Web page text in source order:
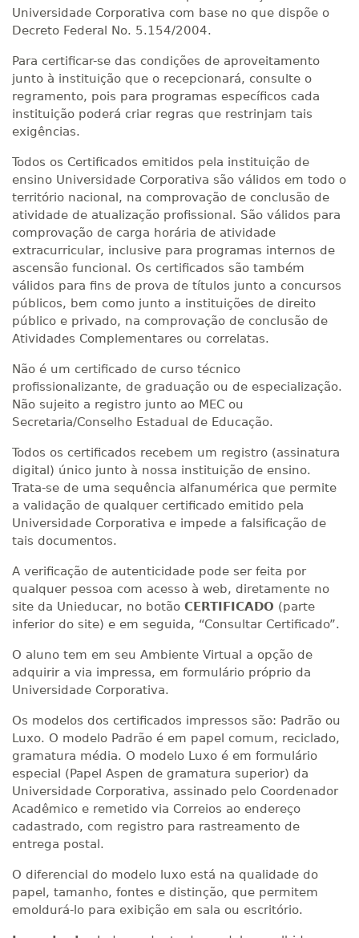
Universidade Corporativa com base no que dispõe o
Decreto Federal No. 5.154/2004.
Para certificar-se das condições de aproveitamento
junto à instituição que o recepcionará, consulte o
regramento, pois para programas específicos cada
instituição poderá criar regras que restrinjam tais
exigências.
Todos os Certificados emitidos pela instituição de
ensino Universidade Corporativa são válidos em todo o
território nacional, na comprovação de conclusão de
atividade de atualização profissional. São válidos para
comprovação de carga horária de atividade
extracurricular, inclusive para programas internos de
ascensão funcional. Os certificados são também
válidos para fins de prova de títulos junto a concursos
públicos, bem como junto a instituições de direito
público e privado, na comprovação de conclusão de
Atividades Complementares ou correlatas.
Não é um certificado de curso técnico
profissionalizante, de graduação ou de especialização.
Não sujeito a registro junto ao MEC ou
Secretaria/Conselho Estadual de Educação.
Todos os certificados recebem um registro (assinatura
digital) único junto à nossa instituição de ensino.
Trata-se de uma sequência alfanumérica que permite
a validação de qualquer certificado emitido pela
Universidade Corporativa e impede a falsificação de
tais documentos.
A verificação de autenticidade pode ser feita por
qualquer pessoa com acesso à web, diretamente no
site da Unieducar, no botão CERTIFICADO (parte
inferior do site) e em seguida, “Consultar Certificado”.
O aluno tem em seu Ambiente Virtual a opção de
adquirir a via impressa, em formulário próprio da
Universidade Corporativa.
Os modelos dos certificados impressos são: Padrão ou
Luxo. O modelo Padrão é em papel comum, reciclado,
gramatura média. O modelo Luxo é em formulário
especial (Papel Aspen de gramatura superior) da
Universidade Corporativa, assinado pelo Coordenador
Acadêmico e remetido via Correios ao endereço
cadastrado, com registro para rastreamento de
entrega postal.
O diferencial do modelo luxo está na qualidade do
papel, tamanho, fontes e distinção, que permitem
emoldurá-lo para exibição em sala ou escritório.